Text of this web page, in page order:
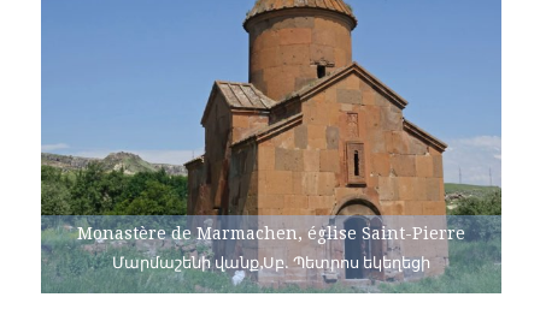
Monastère de Marmachen, église Saint-Pierre
Մարմաշենի վանք,Սբ. Պետրոս եկեղեցի